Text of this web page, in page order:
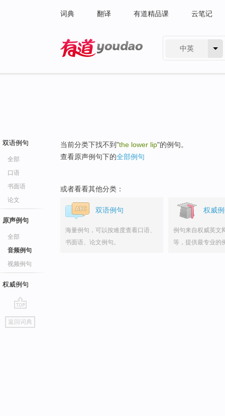
词典 翻译 有道精品课 云笔记
中英
双语例句
全部
口语
书面语
论文
原声例句
全部
音频例句
视频例句
权威例句
go
top
返回词典
当前分类下找不到"the lower lip"的例句。
查看原声例句下的全部例句
或者看看其他分类：
双语例句
海量例句，可以按难度查看口语、
书面语、论文例句。
权威
例句来自权威英文
等，提供最专业的